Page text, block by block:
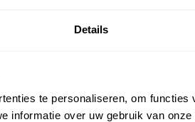
Details
te personaliseren, om functies
informatie over uw gebruik van